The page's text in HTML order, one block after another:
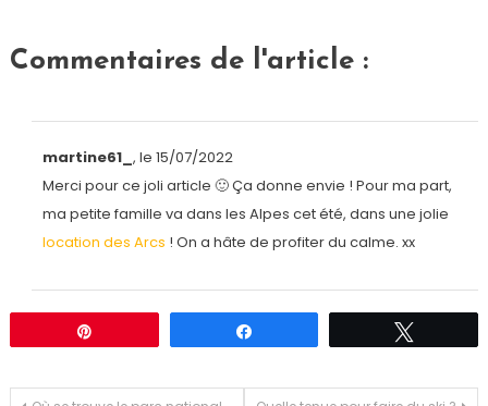
Commentaires de l'article :
martine61_ , le 15/07/2022
Merci pour ce joli article 🙂 Ça donne envie ! Pour ma part,
ma petite famille va dans les Alpes cet été, dans une jolie
location des Arcs ! On a hâte de profiter du calme. xx